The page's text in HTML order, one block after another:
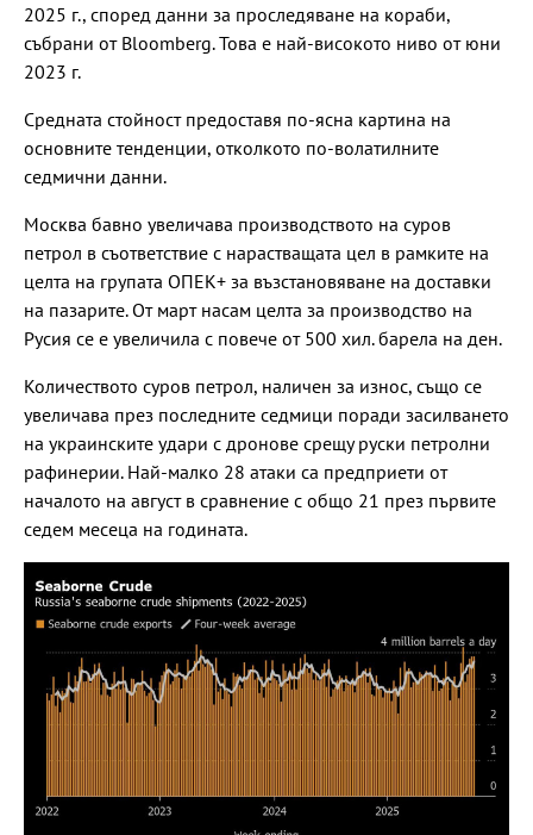
2025 г., според данни за проследяване на кораби,
събрани от Bloomberg. Това е най-високото ниво от юни
2023 г.
Средната стойност предоставя по-ясна картина на
основните тенденции, отколкото по-волатилните
седмични данни.
Москва бавно увеличава производството на суров
петрол в съответствие с нарастващата цел в рамките на
целта на групата ОПЕК+ за възстановяване на доставки
на пазарите. От март насам целта за производство на
Русия се е увеличила с повече от 500 хил. барела на ден.
Количеството суров петрол, наличен за износ, също се
увеличава през последните седмици поради засилването
на украинските удари с дронове срещу руски петролни
рафинерии. Най-малко 28 атаки са предприети от
началото на август в сравнение с общо 21 през първите
седем месеца на годината.